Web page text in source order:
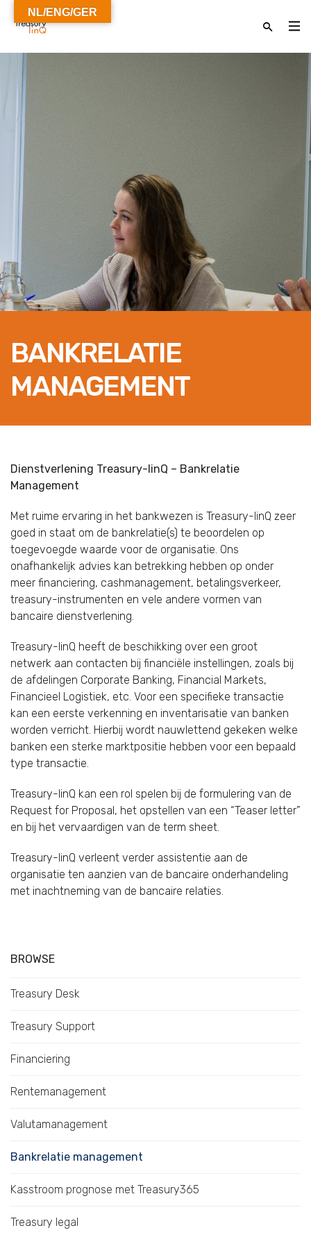
BANKRELATIE
MANAGEMENT
Dienstverlening Treasury-linQ – Bankrelatie
Management
Met ruime ervaring in het bankwezen is Treasury-linQ zeer
goed in staat om de bankrelatie(s) te beoordelen op
toegevoegde waarde voor de organisatie. Ons
onafhankelijk advies kan betrekking hebben op onder
meer financiering, cashmanagement, betalingsverkeer,
treasury-instrumenten en vele andere vormen van
bancaire dienstverlening.
Treasury-linQ heeft de beschikking over een groot
netwerk aan contacten bij financiële instellingen, zoals bij
de afdelingen Corporate Banking, Financial Markets,
Financieel Logistiek, etc. Voor een specifieke transactie
kan een eerste verkenning en inventarisatie van banken
worden verricht. Hierbij wordt nauwlettend gekeken welke
banken een sterke marktpositie hebben voor een bepaald
type transactie.
Treasury-linQ kan een rol spelen bij de formulering van de
Request for Proposal, het opstellen van een “Teaser letter”
en bij het vervaardigen van de term sheet.
Treasury-linQ verleent verder assistentie aan de
organisatie ten aanzien van de bancaire onderhandeling
met inachtneming van de bancaire relaties.
BROWSE
Treasury Desk
Treasury Support
Financiering
Rentemanagement
Valutamanagement
Bankrelatie management
Kasstroom prognose met Treasury365
Treasury legal
NL/ENG/GER